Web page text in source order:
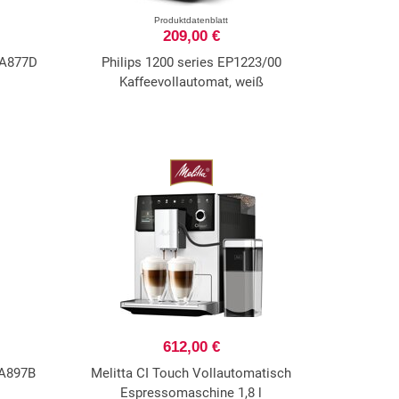
Produktdatenblatt
209,00 €
Philips 1200 series EP1223/00
Kaffeevollautomat, weiß
612,00 €
Melitta CI Touch Vollautomatisch
Espressomaschine 1,8 l